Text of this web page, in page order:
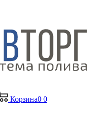
Корзина0 0